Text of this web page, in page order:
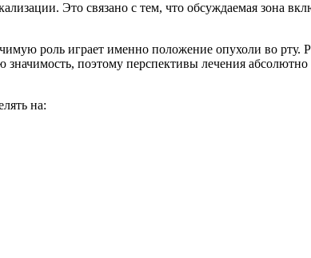
Это связано с тем, что обсуждаемая зона
роль играет именно положение опухоли во
поэтому перспективы лечения
на: